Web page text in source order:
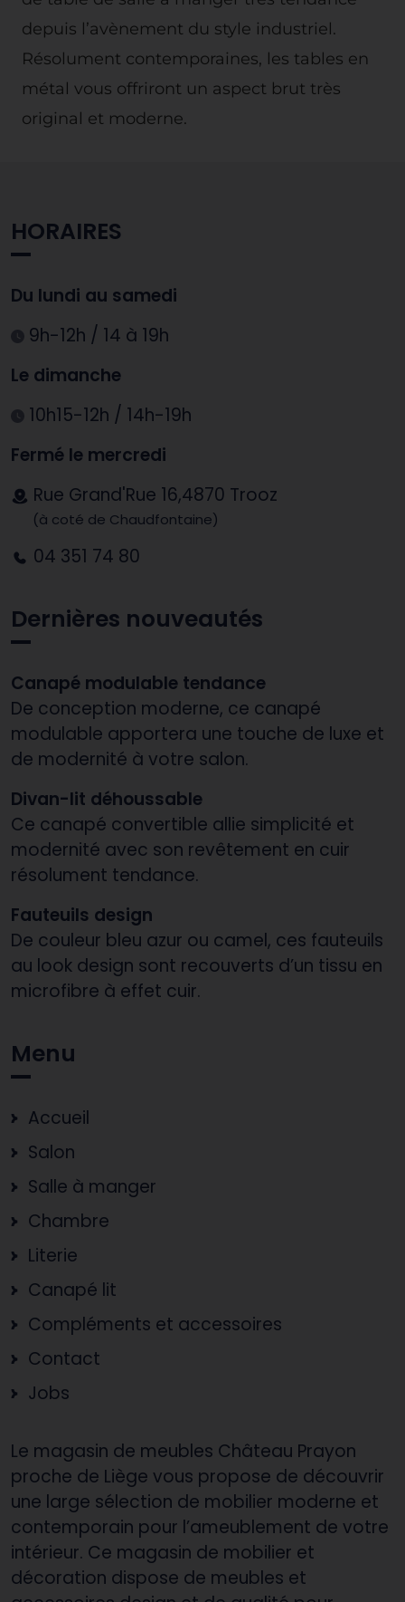
depuis l’avènement du style industriel.
Résolument contemporaines, les tables en
métal vous offriront un aspect brut très
original et moderne.
HORAIRES
Du lundi au samedi
9h-12h / 14 à 19h
Le dimanche
10h15-12h / 14h-19h
Fermé le mercredi
Rue Grand'Rue 16,4870 Trooz
(à coté de Chaudfontaine)
04 351 74 80
Dernières nouveautés
Canapé modulable tendance
De conception moderne, ce canapé
modulable apportera une touche de luxe et
de modernité à votre salon.
Divan-lit déhoussable
Ce canapé convertible allie simplicité et
modernité avec son revêtement en cuir
résolument tendance.
Fauteuils design
De couleur bleu azur ou camel, ces fauteuils
au look design sont recouverts d’un tissu en
microfibre à effet cuir.
Menu
Accueil
Salon
Salle à manger
Chambre
Literie
Canapé lit
Compléments et accessoires
Contact
Jobs
Le magasin de meubles Château Prayon
proche de Liège vous propose de découvrir
une large sélection de mobilier moderne et
contemporain pour l’ameublement de votre
intérieur. Ce magasin de mobilier et
décoration dispose de meubles et